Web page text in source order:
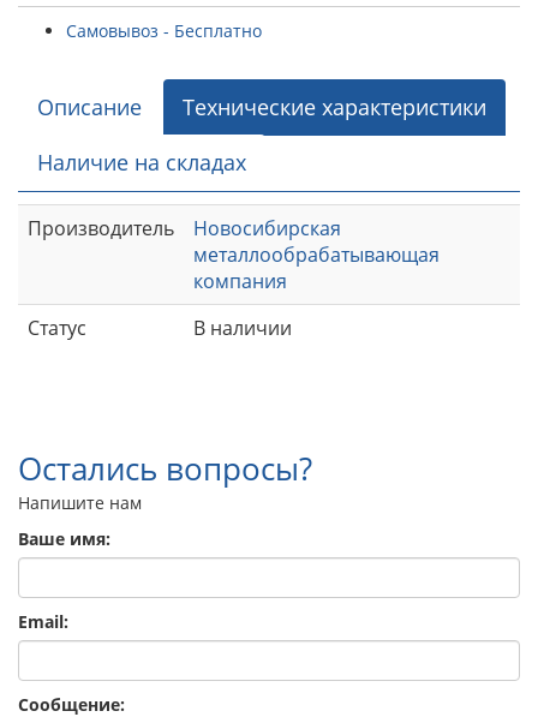
Самовывоз - Бесплатно
Описание
Технические характеристики
Наличие на складах
Производитель
Новосибирская
металлообрабатывающая
компания
Статус
В наличии
Остались вопросы?
Напишите нам
Ваше имя:
Email:
Сообщение: